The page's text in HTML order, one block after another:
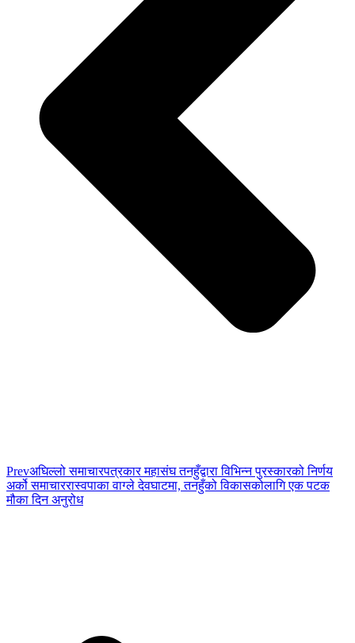
Prevअघिल्लो समाचारपत्रकार महासंघ तनहुँद्वारा विभिन्न पुरस्कारको निर्णय
अर्को समाचाररास्वपाका वाग्ले देवघाटमा, तनहुँको विकासकोलागि एक पटक
मौका दिन अनुरोध